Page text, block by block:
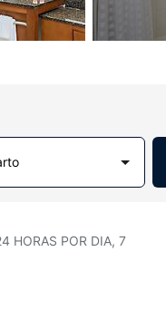
HORAS POR DIA, 7